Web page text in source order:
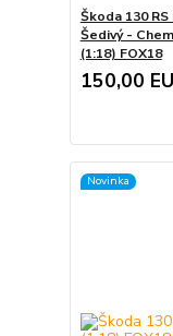
Škoda 130
Šedivý -
(1:18) FOX18
150,00
Novinka